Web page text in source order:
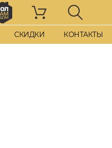
СКИДКИ КОНТАКТЫ